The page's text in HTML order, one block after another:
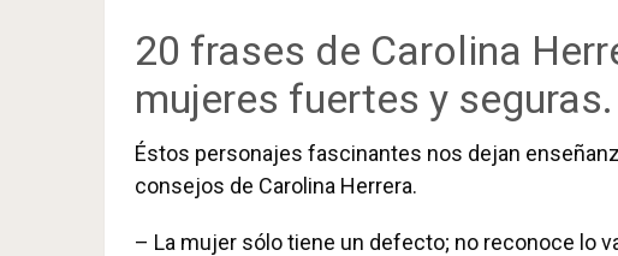
20 frases de Carolina
mujeres fuertes y seguras.
Éstos personajes fascinantes nos dejan
consejos de Carolina Herrera.
– La mujer sólo tiene un defecto; no reconoce lo